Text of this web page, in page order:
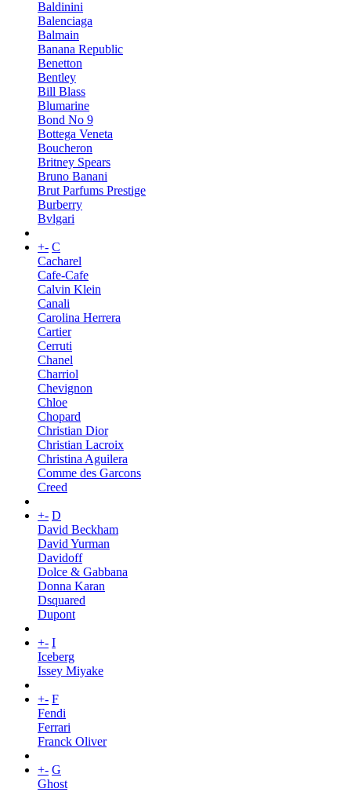
Baldinini
Balenciaga
Balmain
Banana Republic
Benetton
Bentley
Bill Blass
Blumarine
Bond No 9
Bottega Veneta
Boucheron
Britney Spears
Bruno Banani
Brut Parfums Prestige
Burberry
Bvlgari
+- C
Cacharel
Cafe-Cafe
Calvin Klein
Canali
Carolina Herrera
Cartier
Cerruti
Chanel
Charriol
Chevignon
Chloe
Chopard
Christian Dior
Christian Lacroix
Christina Aguilera
Comme des Garcons
Creed
+- D
David Beckham
David Yurman
Davidoff
Dolce & Gabbana
Donna Karan
Dsquared
Dupont
+- I
Iceberg
Issey Miyake
+- F
Fendi
Ferrari
Franck Oliver
+- G
Ghost